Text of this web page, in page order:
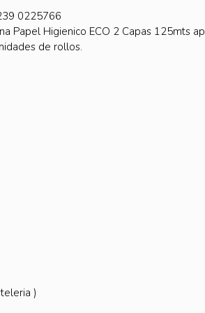
0225766
Papel Higienico ECO 2 Capas 125mts
de rollos.
)